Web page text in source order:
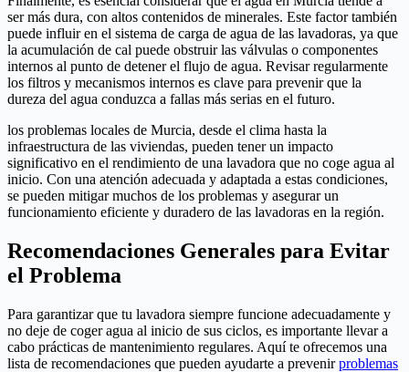
ser más dura, con altos contenidos de minerales. Este factor también
puede influir en el sistema de carga de agua de las lavadoras, ya que
la acumulación de cal puede obstruir las válvulas o componentes
internos al punto de detener el flujo de agua. Revisar regularmente
los filtros y mecanismos internos es clave para prevenir que la
dureza del agua conduzca a fallas más serias en el futuro.
los problemas locales de Murcia, desde el clima hasta la
infraestructura de las viviendas, pueden tener un impacto
significativo en el rendimiento de una lavadora que no coge agua al
inicio. Con una atención adecuada y adaptada a estas condiciones,
se pueden mitigar muchos de los problemas y asegurar un
funcionamiento eficiente y duradero de las lavadoras en la región.
Recomendaciones Generales para Evitar
el Problema
Para garantizar que tu lavadora siempre funcione adecuadamente y
no deje de coger agua al inicio de sus ciclos, es importante llevar a
cabo prácticas de mantenimiento regulares. Aquí te ofrecemos una
lista de recomendaciones que pueden ayudarte a prevenirproblemas